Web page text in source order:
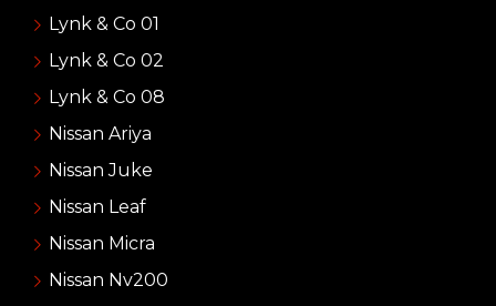
Lynk & Co 01
Lynk & Co 02
Lynk & Co 08
Nissan Ariya
Nissan Juke
Nissan Leaf
Nissan Micra
Nissan Nv200